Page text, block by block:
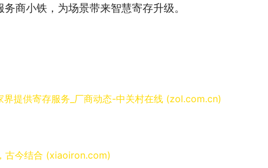
商小铁，为场景带来智慧寄存升级。
提供寄存服务_厂商动态-中关村在线 (zol.com.cn)
古今结合 (xiaoiron.com)